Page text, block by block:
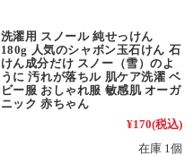
洗濯用 スノール 純せっけん
180g 人気のシャボン玉石けん 石
けん成分だけ スノー（雪）のよ
うに 汚れが落ちル 肌ケア洗濯 ベ
ビー服 おしゃれ服 敏感肌 オーガ
ニック 赤ちゃん
¥170(税込)
在庫 1個